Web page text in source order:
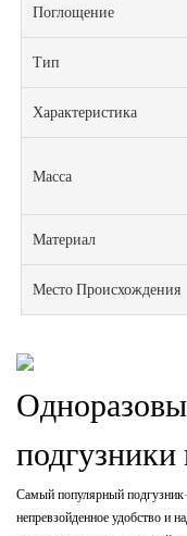
Поглощение
Тип
Характеристика
Масса
Материал
Место Происхождения
подгузники
Самый популярный
непревзойденное удобство и